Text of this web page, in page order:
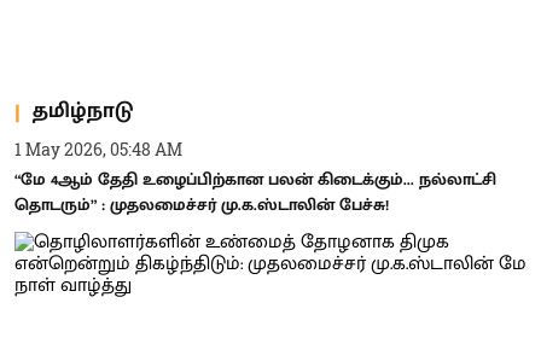
தமிழ்நாடு
1 May 2026, 05:48 AM
“மே 4ஆம் தேதி உழைப்பிற்கான பலன் கிடைக்கும்... நல்லாட்சி
தொடரும்” : முதலமைச்சர் மு.க.ஸ்டாலின் பேச்சு!